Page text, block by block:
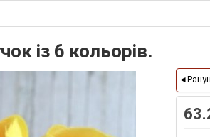
із 6 кольорів.